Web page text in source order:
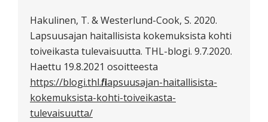
Hakulinen, T. & Westerlund-Cook, S. 2020.
Lapsuusajan haitallisista kokemuksista kohti
toiveikasta tulevaisuutta. THL-blogi. 9.7.2020.
Haettu 19.8.2021 osoitteesta
https://blogi.thl.fi/lapsuusajan-haitallisista-
kokemuksista-kohti-toiveikasta-
tulevaisuutta/